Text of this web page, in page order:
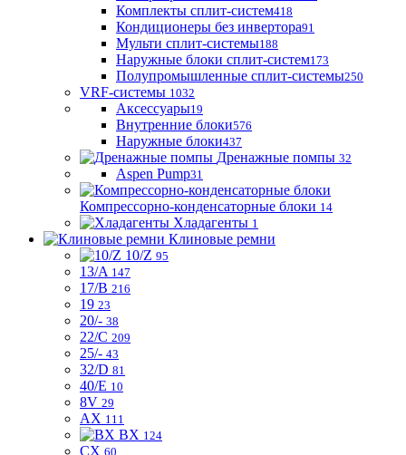
Комплекты сплит-систем418
Кондиционеры без инвертора91
Мульти сплит-системы188
Наружные блоки сплит-систем173
Полупромышленные сплит-системы250
VRF-системы 1032
Аксессуары19
Внутренние блоки576
Наружные блоки437
Дренажные помпы 32
Aspen Pump31
Компрессорно-конденсаторные блоки 14
Хладагенты 1
Клиновые ремни
10/Z 95
13/A 147
17/B 216
19 23
20/- 38
22/C 209
25/- 43
32/D 81
40/E 10
8V 29
AX 111
BX 124
CX 60